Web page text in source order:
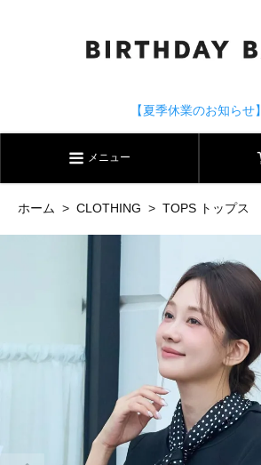
【夏季休業のお知らせ】
メニュー
ホーム > CLOTHING > TOPS トップス